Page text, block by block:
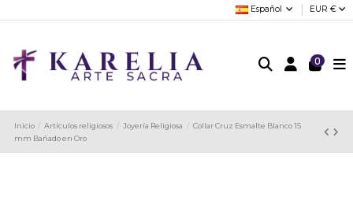
Español EUR €
0
Inicio Artículos religiosos Joyería Religiosa
Collar Cruz Esmalte Blanco 15
mm Bañado en Oro